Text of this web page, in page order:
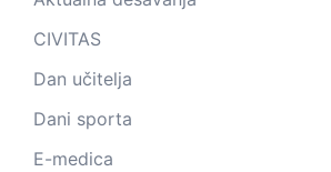
CIVITAS
Dan učitelja
Dani sporta
E-medica